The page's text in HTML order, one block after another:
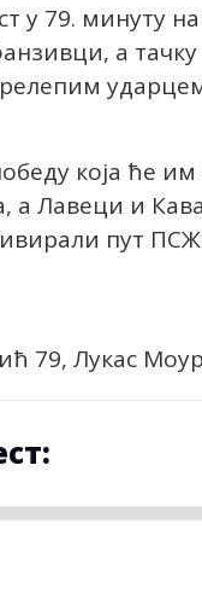
у 79. минуту
а
која ће
а Лавеци и
пут
79, Лукас